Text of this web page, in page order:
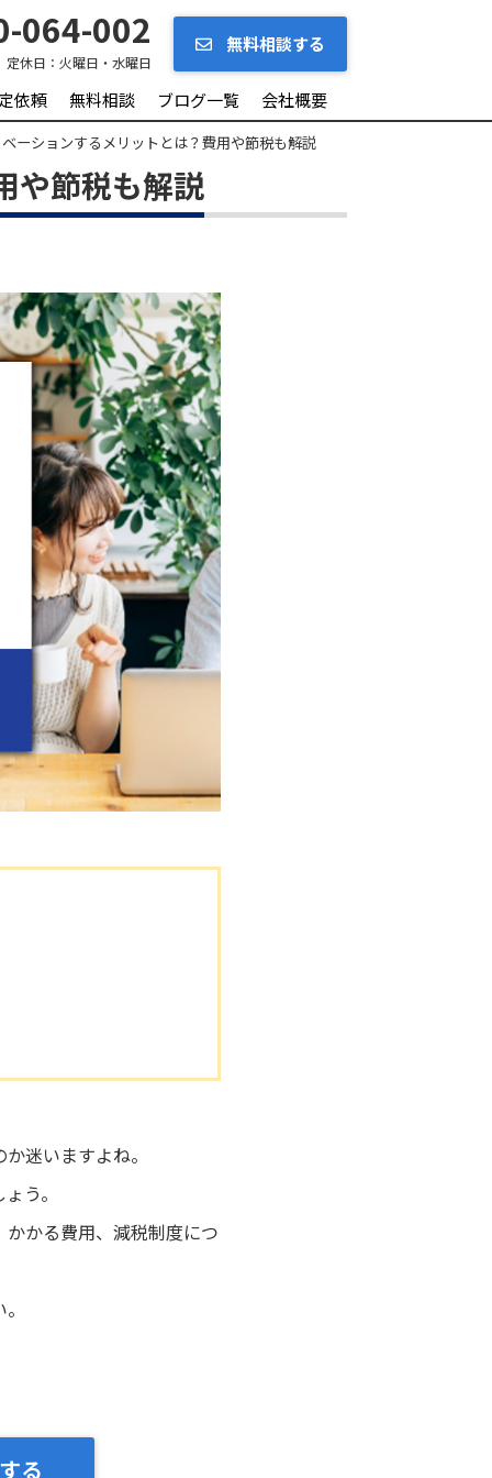
064-002
定休日： 火曜日・水曜日
無料相談する
依頼 無料相談 ブログ一覧 会社概要
ーションするメリットとは？費用や節税も解説
や節税も解説
迷いますよね。
う。
かる費用、減税制度につ
る